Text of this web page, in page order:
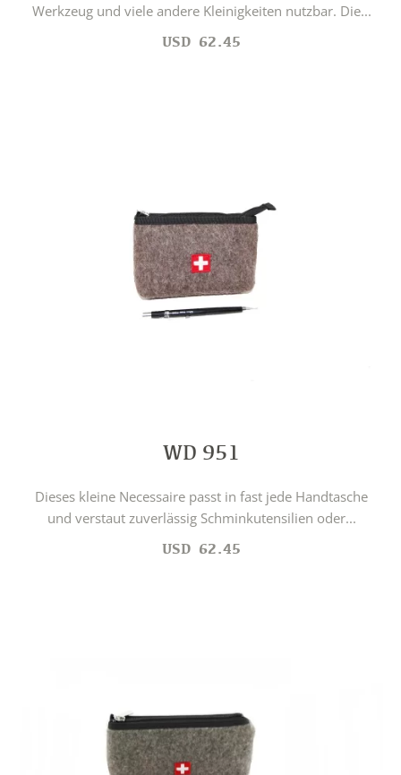
Werkzeug und viele andere Kleinigkeiten nutzbar. Die...
USD 62.45
WD 951
Dieses kleine Necessaire passt in fast jede Handtasche
und verstaut zuverlässig Schminkutensilien oder...
USD 62.45